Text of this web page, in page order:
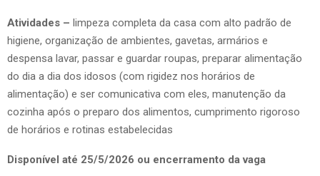
Atividades – limpeza completa da casa com alto padrão de
higiene, organização de ambientes, gavetas, armários e
despensa lavar, passar e guardar roupas, preparar alimentação
do dia a dia dos idosos (com rigidez nos horários de
alimentação) e ser comunicativa com eles, manutenção da
cozinha após o preparo dos alimentos, cumprimento rigoroso
de horários e rotinas estabelecidas
Disponível até 25/5/2026 ou encerramento da vaga